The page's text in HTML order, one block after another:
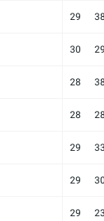
29
30
28
28
29
29
29